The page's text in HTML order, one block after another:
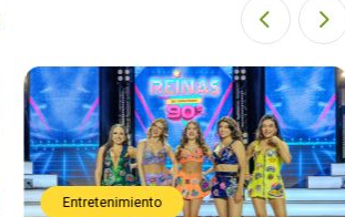
Entretenimiento